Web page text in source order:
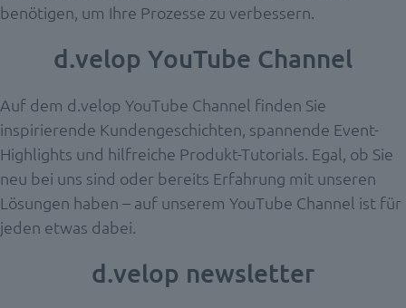
benötigen, um Ihre Prozesse zu verbessern.
d.velop YouTube Channel
Auf dem d.velop YouTube Channel finden Sie
inspirierende Kundengeschichten, spannende Event-
Highlights und hilfreiche Produkt-Tutorials. Egal, ob Sie
neu bei uns sind oder bereits Erfahrung mit unseren
Lösungen haben – auf unserem YouTube Channel ist für
jeden etwas dabei.
d.velop newsletter